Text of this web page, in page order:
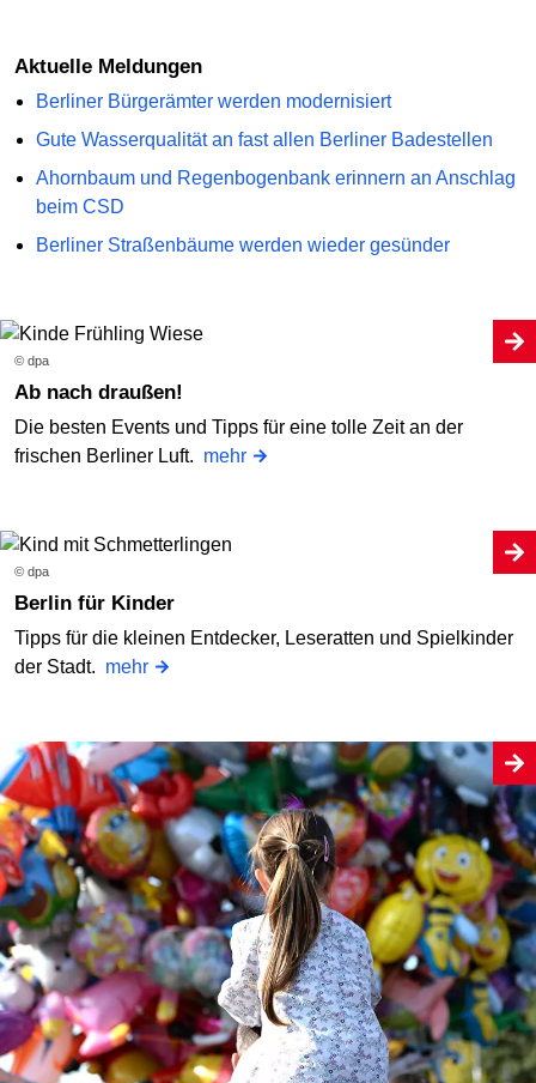
Aktuelle Meldungen
Berliner Bürgerämter werden modernisiert
Gute Wasserqualität an fast allen Berliner Badestellen
Ahornbaum und Regenbogenbank erinnern an Anschlag
beim CSD
Berliner Straßenbäume werden wieder gesünder
© dpa
Ab nach draußen!
Die besten Events und Tipps für eine tolle Zeit an der
frischen Berliner Luft. mehr
© dpa
Berlin für Kinder
Tipps für die kleinen Entdecker, Leseratten und Spielkinder
der Stadt. mehr